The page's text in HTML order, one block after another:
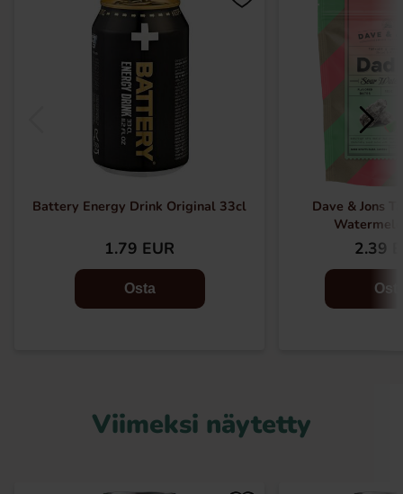
Battery Energy Drink Original 33cl
1.79 EUR
Osta
Dave & Jons
2.39
Viimeksi näytetty